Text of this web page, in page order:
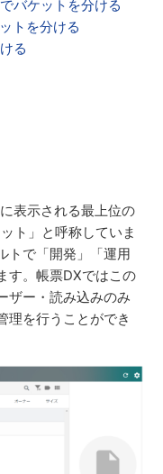
バケットを分ける
トを分ける
る
表示される最上位の
ト」と呼称していま
トで「開発」「運用
す。帳票DXではこの
ザー・読み込みのみ
理を行うことができ